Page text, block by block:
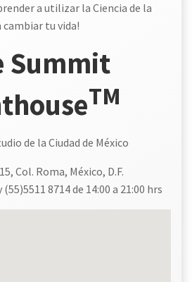
a utilizar la Ciencia de la
cambiar tu vida!
Summit
TM
de la Ciudad de México
Col. Roma, México, D.F.
8714 de 14:00 a 21:00 hrs